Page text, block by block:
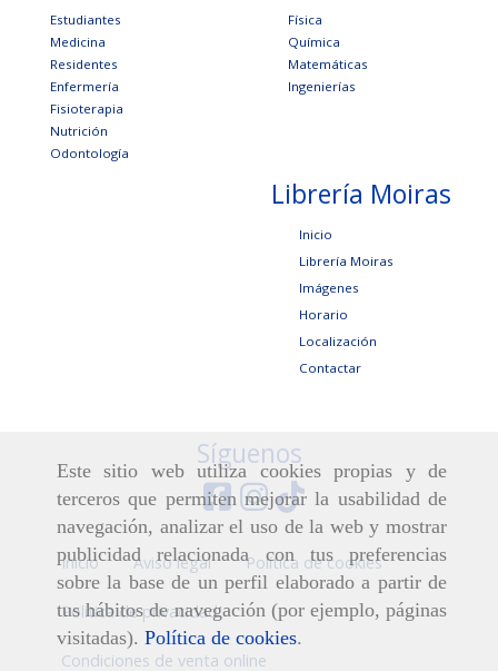
Este sitio web utiliza cookies propias y de
terceros que permiten mejorar la usabilidad de
navegación, analizar el uso de la web y mostrar
publicidad relacionada con tus preferencias
sobre la base de un perfil elaborado a partir de
tus hábitos de navegación (por ejemplo, páginas
visitadas). Política de cookies.
Estudiantes
Medicina
Residentes
Enfermería
Fisioterapia
Nutrición
Odontología
Física
Química
Matemáticas
Ingenierías
Librería Moiras
Inicio
Librería Moiras
Imágenes
Horario
Localización
Contactar
Síguenos
Inicio Aviso legal Política de cookies
Política de privacidad
Condiciones de venta online